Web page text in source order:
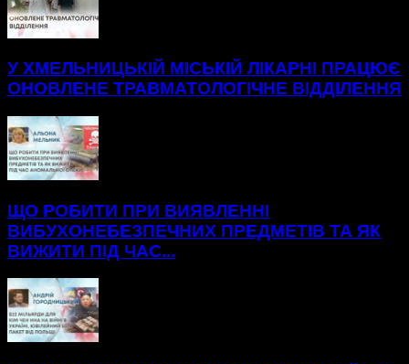
У ХМЕЛЬНИЦЬКІЙ МІСЬКІЙ ЛІКАРНІ ПРАЦЮЄ
ОНОВЛЕНЕ ТРАВМАТОЛОГІЧНЕ ВІДДІЛЕННЯ
ЩО РОБИТИ ПРИ ВИЯВЛЕННІ
ВИБУХОНЕБЕЗПЕЧНИХ ПРЕДМЕТІВ ТА ЯК
ВИЖИТИ ПІД ЧАС...